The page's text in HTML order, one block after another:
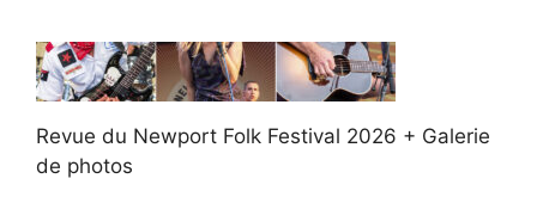
Revue du Newport Folk Festival 2026 + Galerie
de photos